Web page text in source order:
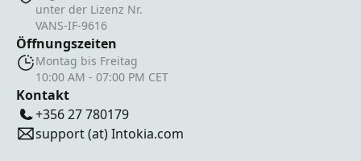
unter der Lizenz Nr.
VANS-IF-9616
Öffnungszeiten
Montag bis Freitag
10:00 AM - 07:00 PM CET
Kontakt
+356 27 780179
support (at) Intokia.com